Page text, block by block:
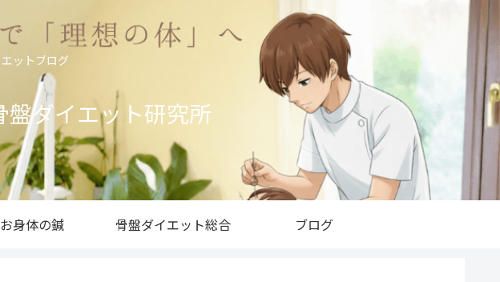
ットブログ
ダイエット研究所
お身体の鍼 骨盤ダイエット総合 ブログ